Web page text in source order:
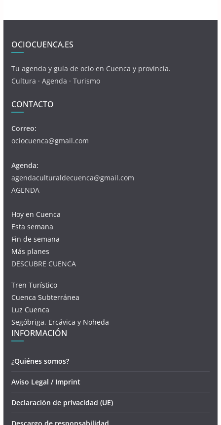
OCIOCUENCA.ES
Tu agenda y guía de ocio en Cuenca y provincia.
Cultura · Agenda · Turismo
CONTACTO
Correo:
ociocuenca@gmail.com
Agenda:
agendaculturaldecuenca@gmail.com
AGENDA
Hoy en Cuenca
Esta semana
Fin de semana
Más planes
DESCUBRE CUENCA
Tren Turístico
Cuenca Subterránea
Luz Cuenca
Segóbriga, Ercávica y Noheda
INFORMACIÓN
¿Quiénes somos?
Aviso Legal / Imprint
Declaración de privacidad (UE)